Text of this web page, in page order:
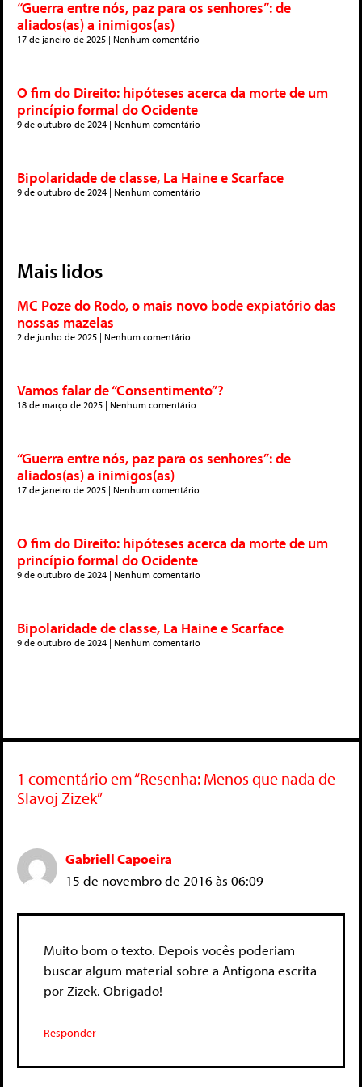
“Guerra entre nós, paz para os senhores”: de
aliados(as) a inimigos(as)
17 de janeiro de 2025 Nenhum comentário
O fim do Direito: hipóteses acerca da morte de um
princípio formal do Ocidente
9 de outubro de 2024 Nenhum comentário
Bipolaridade de classe, La Haine e Scarface
9 de outubro de 2024 Nenhum comentário
Mais lidos
MC Poze do Rodo, o mais novo bode expiatório das
nossas mazelas
2 de junho de 2025 Nenhum comentário
Vamos falar de “Consentimento”?
18 de março de 2025 Nenhum comentário
“Guerra entre nós, paz para os senhores”: de
aliados(as) a inimigos(as)
17 de janeiro de 2025 Nenhum comentário
O fim do Direito: hipóteses acerca da morte de um
princípio formal do Ocidente
9 de outubro de 2024 Nenhum comentário
Bipolaridade de classe, La Haine e Scarface
9 de outubro de 2024 Nenhum comentário
1 comentário em “Resenha: Menos que nada de
Slavoj Zizek”
Gabriell Capoeira
15 de novembro de 2016 às 06:09
Muito bom o texto. Depois vocês poderiam
buscar algum material sobre a Antígona escrita
por Zizek. Obrigado!
Responder